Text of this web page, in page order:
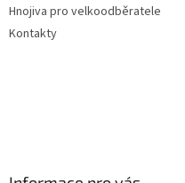
Hnojiva pro velkoodběratele
Kontakty